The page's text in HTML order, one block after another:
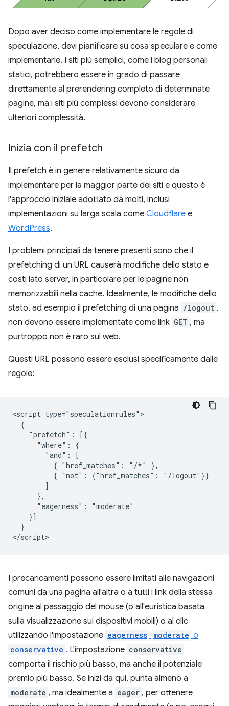
Dopo aver deciso come implementare le regole di
speculazione, devi pianificare su cosa speculare e come
implementarle. I siti più semplici, come i blog personali
statici, potrebbero essere in grado di passare
direttamente al prerendering completo di determinate
pagine, ma i siti più complessi devono considerare
ulteriori complessità.
Inizia con il prefetch
Il prefetch è in genere relativamente sicuro da
implementare per la maggior parte dei siti e questo è
l'approccio iniziale adottato da molti, inclusi
implementazioni su larga scala come Cloudflare e
WordPress.
I problemi principali da tenere presenti sono che il
prefetching di un URL causerà modifiche dello stato e
costi lato server, in particolare per le pagine non
memorizzabili nella cache. Idealmente, le modifiche dello
stato, ad esempio il prefetching di una pagina /logout ,
non devono essere implementate come link GET , ma
purtroppo non è raro sul web.
Questi URL possono essere esclusi specificamente dalle
regole:
<script type="speculationrules">
  {
    "prefetch": [{
      "where": {
        "and": [
          { "href_matches": "/*" },
          { "not": {"href_matches": "/logout"}}
        ]
      },
      "eagerness": "moderate"
    }]
  }
I precaricamenti possono essere limitati alle navigazioni
comuni da una pagina all'altra o a tutti i link della stessa
origine al passaggio del mouse (o all'euristica basata
sulla visualizzazione sui dispositivi mobili) o al clic
utilizzando l'impostazione eagerness moderate o
conservative . L'impostazione conservative
comporta il rischio più basso, ma anche il potenziale
premio più basso. Se inizi da qui, punta almeno a
moderate , ma idealmente a eager , per ottenere